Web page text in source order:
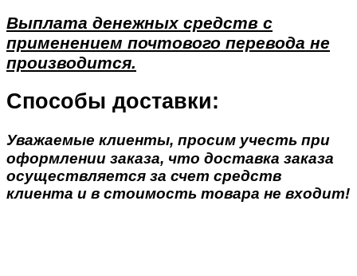
Выплата денежных средств с
применением почтового перевода не
производится.
Способы доставки:
Уважаемые клиенты, просим учесть при
оформлении заказа, что доставка заказа
осуществляется за счет средств
клиента и в стоимость товара не входит!